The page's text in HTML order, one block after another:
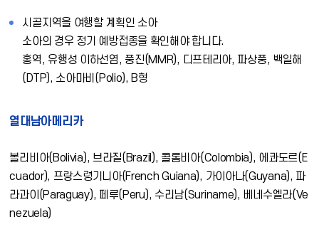
시골지역을 여행할 계획인 소아
소아의 경우 정기 예방접종을 확인해야 합니다.
홍역, 유행성 이하선염, 풍진(MMR), 디프테리아, 파상풍, 백일해
(DTP), 소아마비(Polio), B형
열대남아메리카
볼리비아(Bolivia), 브라질(Brazil), 콜롬비아(Colombia), 에콰도르(E
cuador), 프랑스령기니아(French Guiana), 가이아나(Guyana), 파
라과이(Paraguay), 페루(Peru), 수리남(Suriname), 베네수엘라(Ve
nezuela)